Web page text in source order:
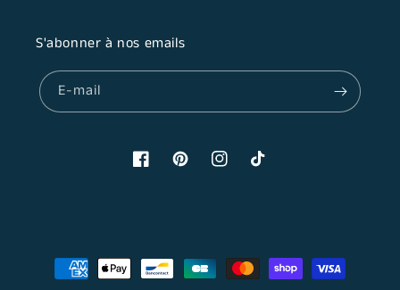
S'abonner à nos emails
E-mail
FacebookPinterestInstagramTikTok
Moyens
de